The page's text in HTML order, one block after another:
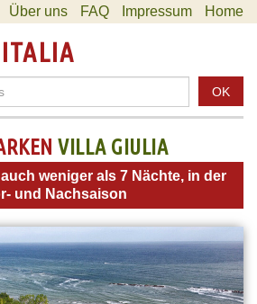
Über uns FAQ Impressum Home
OK
VILLA GIULIA
weniger als 7 Nächte, in der
und Nachsaison